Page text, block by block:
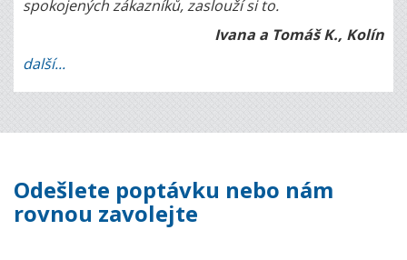
spokojených zákazníků, zaslouží si to.
Ivana a Tomáš K., Kolín
další...
Odešlete poptávku nebo nám
rovnou zavolejte